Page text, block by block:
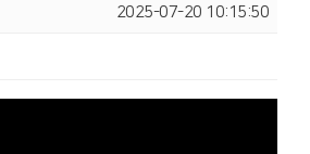
2025-07-20 10:15:50